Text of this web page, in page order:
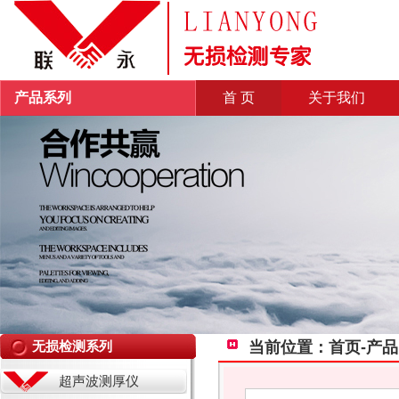
产品系列 首 页 关于我们
无损检测系列
超声波测厚仪
当前位置：首页-产